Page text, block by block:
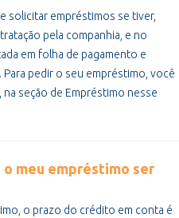
solicitar empréstimos se tiver,
pela companhia, e no
em folha de pagamento e
pedir o seu empréstimo, você
seção de Empréstimo nesse
o meu empréstimo ser
o prazo do crédito em conta é